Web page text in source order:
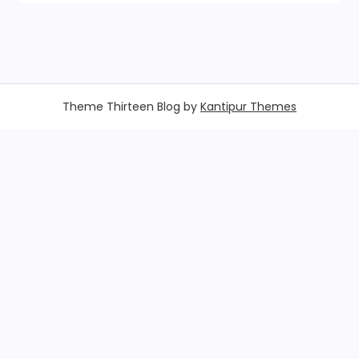
Theme Thirteen Blog by Kantipur Themes